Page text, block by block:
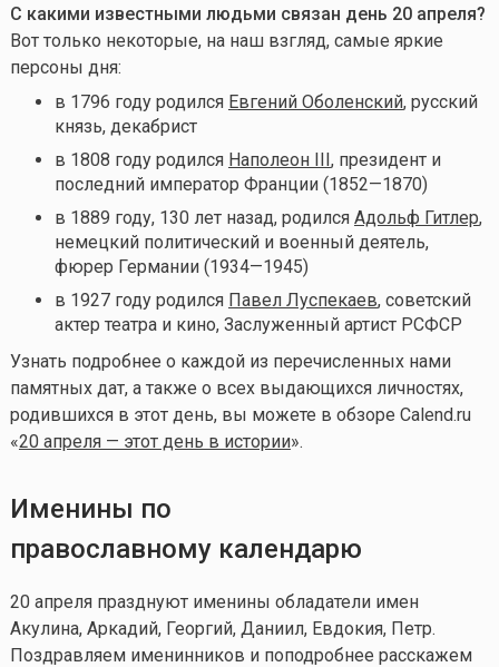
С какими известными людьми связан день 20апреля?
Вот только некоторые, на наш взгляд, самые яркие
персоны дня:
в 1796 году родился Евгений Оболенский, русский
князь, декабрист
в 1808 году родился Наполеон III, президент и
последний император Франции (1852—1870)
в 1889 году, 130 лет назад, родился Адольф Гитлер,
немецкий политический и военный деятель,
фюрер Германии (1934—1945)
в 1927 году родился Павел Луспекаев, советский
актер театра и кино, Заслуженный артист РСФСР
Узнать подробнее о каждой из перечисленных нами
памятных дат, а также о всех выдающихся личностях,
родившихся в этот день, вы можете в обзоре Calend.ru
«20 апреля — этот день в истории».
Именины по
православному календарю
20 апреля празднуют именины обладатели имен
Акулина, Аркадий, Георгий, Даниил, Евдокия, Петр.
Поздравляем именинников и поподробнее расскажем